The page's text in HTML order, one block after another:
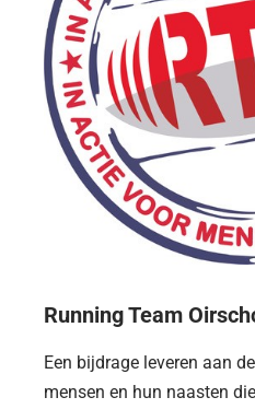
Running Team
Een bijdrage leveren aan
mensen en hun naasten